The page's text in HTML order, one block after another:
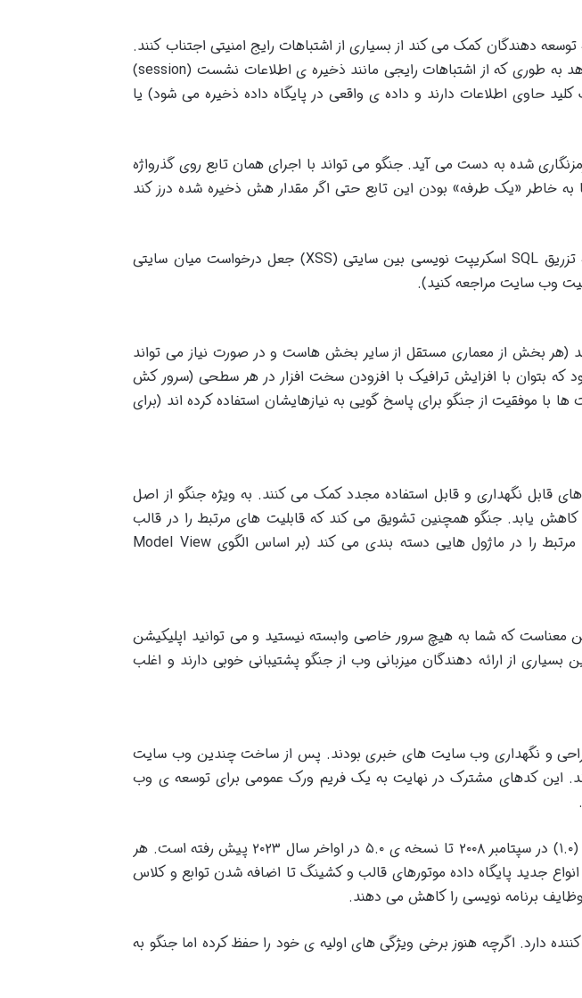
دهندگان کمک می کند از بسیاری از اشتباهات رایج امنیتی اجتناب کنند.
به طوری که از اشتباهات رایجی مانند ذخیره ی اطلاعات نشست (session)
حاوی اطلاعات دارند و داده ی واقعی در پایگاه داده ذخیره می شود) یا
شده به دست می آید. جنگو می تواند با اجرای همان تابع روی گذرواژه
خاطر «یک طرفه» بودن این تابع حتی اگر مقدار هش ذخیره شده درز کند
اسکریپت نویسی بین سایتی (XSS)
جعل درخواست میان سایتی
وب سایت مراجعه کنید).
(هر بخش از معماری مستقل از سایر بخش هاست و در صورت نیاز می تواند
بتوان با افزایش ترافیک با افزودن سخت افزار در هر سطحی (سرور کش
با موفقیت از جنگو برای پاسخ گویی به نیازهایشان استفاده کرده اند (برای
قابل نگهداری و قابل استفاده مجدد کمک می کنند. به ویژه جنگو از اصل
یابد. جنگو همچنین تشویق می کند که قابلیت های مرتبط را در قالب
را در ماژول هایی دسته بندی می کند (بر اساس الگوی Model View
معناست که شما به هیچ سرور خاصی وابسته نیستید و می توانید اپلیکیشن
بسیاری از ارائه دهندگان میزبانی وب از جنگو پشتیبانی خوبی دارند و اغلب
داده شد که مسئول طراحی و نگهداری وب سایت های خبری بودند. پس از ساخت چندین وب سایت
این کدهای مشترک در نهایت به یک فریم ورک عمومی برای توسعه ی وب
.
جنگو از آن زمان تاکنون به رشد و بهبود خود ادامه داده و از اولین نسخه ی مهم آن (۱.۰) در سپتامبر ۲۰۰۸ تا نسخه ی ۵.۰ در اواخر سال ۲۰۲۳ پیش رفته است. هر
جدید پایگاه داده موتورهای قالب و کشینگ تا اضافه شدن توابع و کلاس
وظایف برنامه نویسی را کاهش می دهند.
دارد. اگرچه هنوز برخی ویژگی های اولیه ی خود را حفظ کرده اما جنگو به